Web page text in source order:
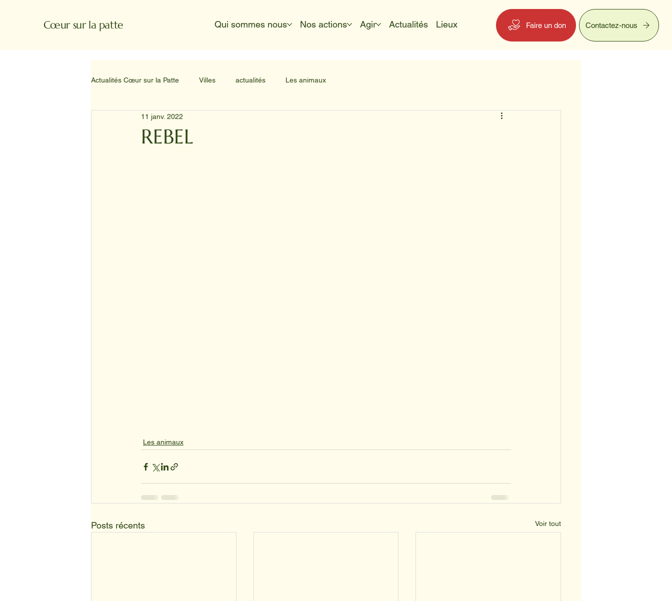
Cœur sur la patte Qui sommes nous Nos actions Agir Actualités Lieux Faire un don Contactez-nous
Actualités Cœur sur la Patte Villes actualités Les animaux
REBEL
11 janv. 2022
Les animaux
Posts récents Voir tout